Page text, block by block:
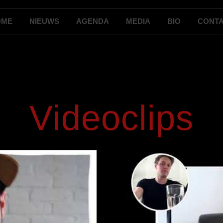
NIEUWS AGENDA MEDIA BIO
Videoclips